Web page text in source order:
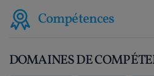
Compétences
DOMAINES DE